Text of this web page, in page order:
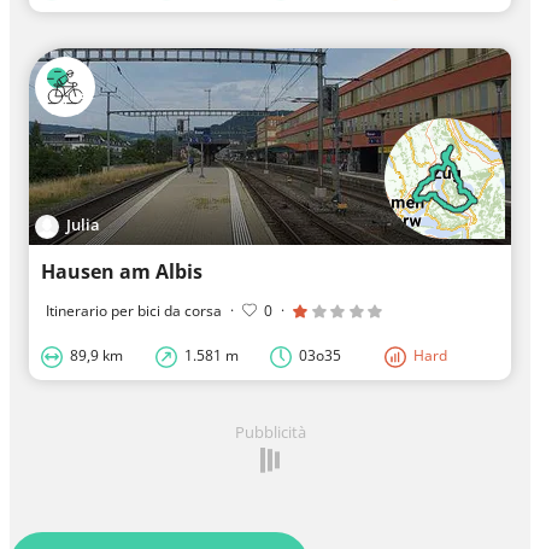
Julia
Hausen am Albis
Itinerario per bici da corsa · 0 ·
89,9 km 1.581 m 03o35 Hard
Pubblicità